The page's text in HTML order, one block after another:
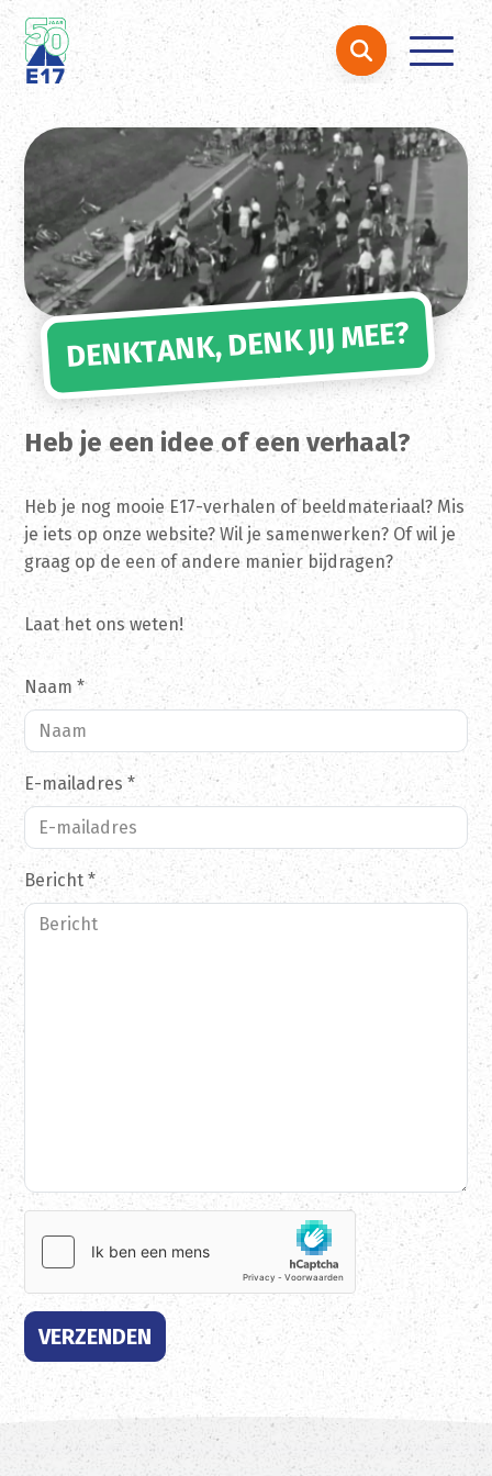
Ga naar de inhoud
Zoeken naar:
DENKTANK, DENK JIJ MEE?
Heb je een idee of een verhaal?
Heb je nog mooie E17-verhalen of beeldmateriaal? Mis
je iets op onze website? Wil je samenwerken? Of wil je
graag op de een of andere manier bijdragen?
Laat het ons weten!
Naam*
E-mailadres*
Bericht*
VERZENDEN